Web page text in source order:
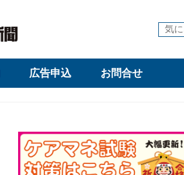
広告申込 お問合せ